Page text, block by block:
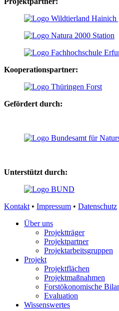
Kooperationspartner:
Gefördert durch:
Unterstützt durch:
Kontakt • Impressum • Datenschutz
Über uns
Projektträger
Projektpartner
Projektarbeitsgruppen
Projekt
Projektflächen
Projektmaßnahmen
Forstökonomische
Evaluation
Wissenswertes